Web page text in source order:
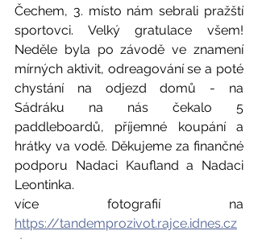
Čechem, 3. místo nám sebrali pražští
sportovci. Velký gratulace všem!
Neděle byla po závodě ve znamení
mírných aktivit, odreagování se a poté
chystání na odjezd domů - na
Sádráku na nás čekalo 5
paddleboardů, příjemné koupání a
hrátky va vodě. Děkujeme za finančné
podporu Nadaci Kaufland a Nadaci
Leontinka.
https://tandemprozivot.rajce.idnes.cz